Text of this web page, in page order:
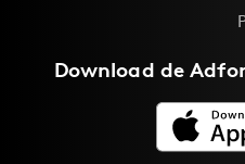
Download de